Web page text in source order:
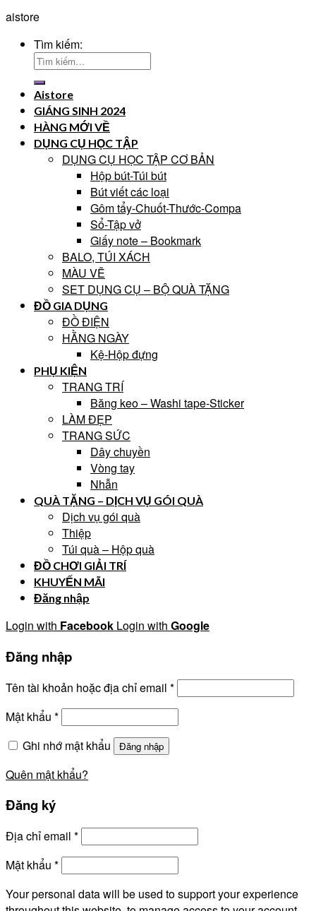
aistore
Tìm kiếm:
Aistore
GIÁNG SINH 2024
HÀNG MỚI VỀ
DỤNG CỤ HỌC TẬP
DỤNG CỤ HỌC TẬP CƠ BẢN
Hộp bút-Túi bút
Bút viết các loại
Gôm tẩy-Chuốt-Thước-Compa
Sổ-Tập vở
Giấy note – Bookmark
BALO, TÚI XÁCH
MÀU VẼ
SET DỤNG CỤ – BỘ QUÀ TẶNG
ĐỒ GIA DỤNG
ĐỒ ĐIỆN
HẰNG NGÀY
Kệ-Hộp đựng
PHỤ KIỆN
TRANG TRÍ
Băng keo – Washi tape-Sticker
LÀM ĐẸP
TRANG SỨC
Dây chuyền
Vòng tay
Nhẫn
QUÀ TẶNG – DỊCH VỤ GÓI QUÀ
Dịch vụ gói quà
Thiệp
Túi quà – Hộp quà
ĐỒ CHƠI GIẢI TRÍ
KHUYẾN MÃI
Đăng nhập
Login with Facebook Login with Google
Đăng nhập
Tên tài khoản hoặc địa chỉ email *
Mật khẩu *
Ghi nhớ mật khẩu
Đăng nhập
Quên mật khẩu?
Đăng ký
Địa chỉ email *
Mật khẩu *
Your personal data will be used to support your experience